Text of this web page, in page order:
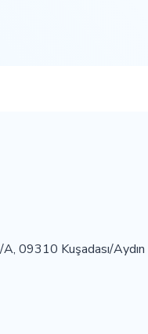
09310 Kuşadası/Aydın